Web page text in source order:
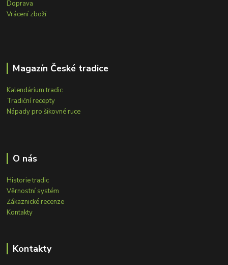
Doprava
Vrácení zboží
Magazín České tradice
Kalendárium tradic
Tradiční recepty
Nápady pro šikovné ruce
O nás
Historie tradic
Věrnostní systém
Zákaznické recenze
Kontakty
Kontakty